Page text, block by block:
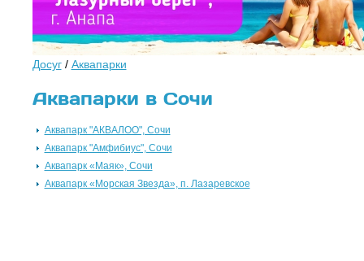
Досуг/ Аквапарки
Аквапарки в Сочи
Аквапарк "АКВАЛОО", Сочи
Аквапарк "Амфибиус", Сочи
Аквапарк «Маяк», Сочи
Аквапарк «Морская Звезда», п. Лазаревское